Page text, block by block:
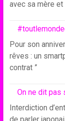
avec sa mère
Pour son
rêves : un
contrat ”
On ne dit pas
Interdiction